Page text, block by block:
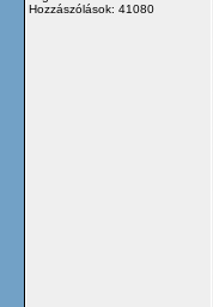
Hozzászólások: 41080